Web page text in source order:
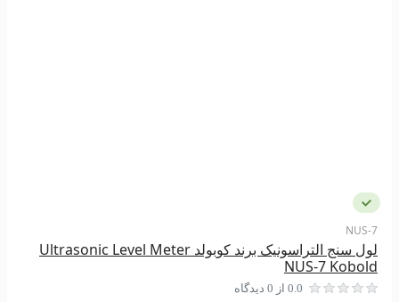
NUS-7
لول سنج التراسونیک برند کوبولد Ultrasonic Level Meter
NUS-7 Kobold
0.0 از 0 دیدگاه